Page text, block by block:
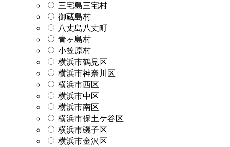
三宅島三宅村
御蔵島村
八丈島八丈町
青ヶ島村
小笠原村
横浜市鶴見区
横浜市神奈川区
横浜市西区
横浜市中区
横浜市南区
横浜市保土ケ谷区
横浜市磯子区
横浜市金沢区